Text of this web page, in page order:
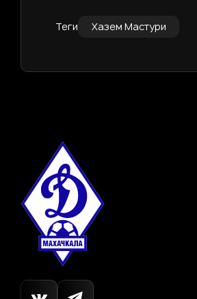
Теги Хазем Мастури